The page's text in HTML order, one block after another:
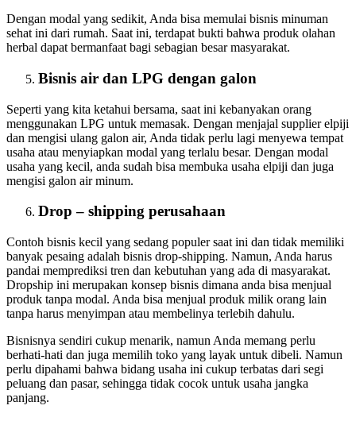
Dengan modal yang sedikit, Anda bisa memulai bisnis minuman
sehat ini dari rumah. Saat ini, terdapat bukti bahwa produk olahan
herbal dapat bermanfaat bagi sebagian besar masyarakat.
Bisnis air dan LPG dengan galon
Seperti yang kita ketahui bersama, saat ini kebanyakan orang
menggunakan LPG untuk memasak. Dengan menjajal supplier elpiji
dan mengisi ulang galon air, Anda tidak perlu lagi menyewa tempat
usaha atau menyiapkan modal yang terlalu besar. Dengan modal
usaha yang kecil, anda sudah bisa membuka usaha elpiji dan juga
mengisi galon air minum.
Drop – shipping perusahaan
Contoh bisnis kecil yang sedang populer saat ini dan tidak memiliki
banyak pesaing adalah bisnis drop-shipping. Namun, Anda harus
pandai memprediksi tren dan kebutuhan yang ada di masyarakat.
Dropship ini merupakan konsep bisnis dimana anda bisa menjual
produk tanpa modal. Anda bisa menjual produk milik orang lain
tanpa harus menyimpan atau membelinya terlebih dahulu.
Bisnisnya sendiri cukup menarik, namun Anda memang perlu
berhati-hati dan juga memilih toko yang layak untuk dibeli. Namun
perlu dipahami bahwa bidang usaha ini cukup terbatas dari segi
peluang dan pasar, sehingga tidak cocok untuk usaha jangka
panjang.